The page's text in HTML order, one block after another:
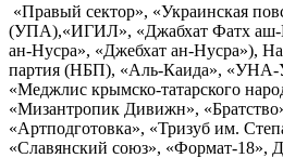
«Правый сектор», «Украинская
(УПА),«ИГИЛ», «Джабхат Фатх
ан-Нусра», «Джебхат ан-Нусра»),
партия (НБП), «Аль-Каида»,
«Меджлис крымско-татарского
«Мизантропик Дивижн»,
«Артподготовка», «Тризуб им.
«Славянский союз», «Формат-18»,